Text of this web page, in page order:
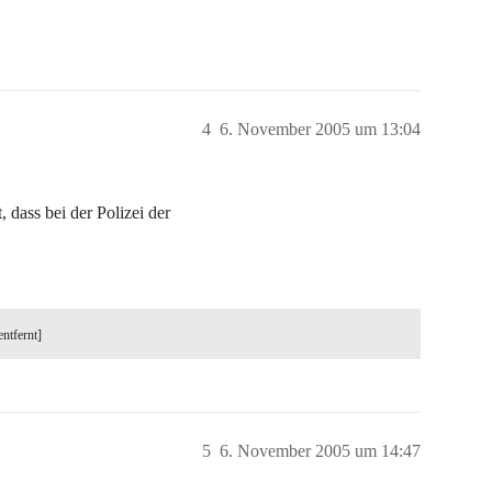
6. November 2005 um 13:04
4
bei der Polizei der
6. November 2005 um 14:47
5